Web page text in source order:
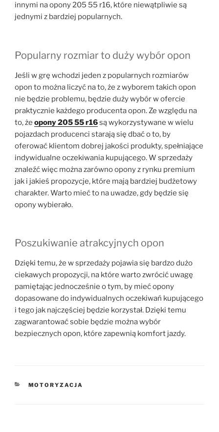
innymi na opony 205 55 r16, które niewątpliwie są
jednymi z bardziej popularnych.
Popularny rozmiar to duży wybór opon
Jeśli w grę wchodzi jeden z popularnych rozmiarów
opon to można liczyć na to, że z wyborem takich opon
nie będzie problemu, będzie duży wybór w ofercie
praktycznie każdego producenta opon. Ze względu na
to, że opony 205 55 r16są wykorzystywane w wielu
pojazdach producenci starają się dbać o to, by
oferować klientom dobrej jakości produkty, spełniające
indywidualne oczekiwania kupującego. W sprzedaży
znaleźć więc można zarówno opony z rynku premium
jak i jakieś propozycje, które mają bardziej budżetowy
charakter. Warto mieć to na uwadze, gdy będzie się
opony wybierało.
Poszukiwanie atrakcyjnych opon
Dzięki temu, że w sprzedaży pojawia się bardzo dużo
ciekawych propozycji, na które warto zwrócić uwagę
pamiętając jednocześnie o tym, by mieć opony
dopasowane do indywidualnych oczekiwań kupującego
i tego jak najczęściej będzie korzystał. Dzięki temu
zagwarantować sobie będzie można wybór
bezpiecznych opon, które zapewnią komfort jazdy.
KATEGORIE
MOTORYZACJA